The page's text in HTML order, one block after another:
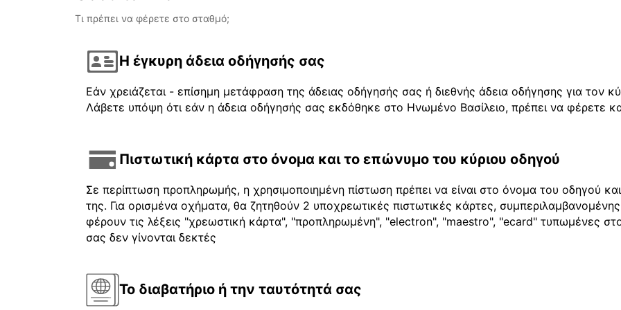
Τι πρέπει να φέρετε στο σταθμό;
Η έγκυρη άδεια οδήγησής σας
Εάν χρειάζεται - επίσημη μετάφραση της άδειας οδήγησής σας ή διεθνής άδεια οδήγησης για τον
Λάβετε υπόψη ότι εάν η άδεια οδήγησής σας εκδόθηκε στο Ηνωμένο Βασίλειο, πρέπει να φέρετε
Πιστωτική κάρτα στο όνομα και το επώνυμο του κύριου οδηγού
Σε περίπτωση προπληρωμής, η χρησιμοποιημένη πίστωση πρέπει να είναι στο όνομα του οδηγού
της. Για ορισμένα οχήματα, θα ζητηθούν 2 υποχρεωτικές πιστωτικές κάρτες,
φέρουν τις λέξεις "χρεωστική κάρτα", "προπληρωμένη", "electron", "maestro", "ecard" τυπωμένες
σας δεν γίνονται δεκτές
Το διαβατήριο ή την ταυτότητά σας